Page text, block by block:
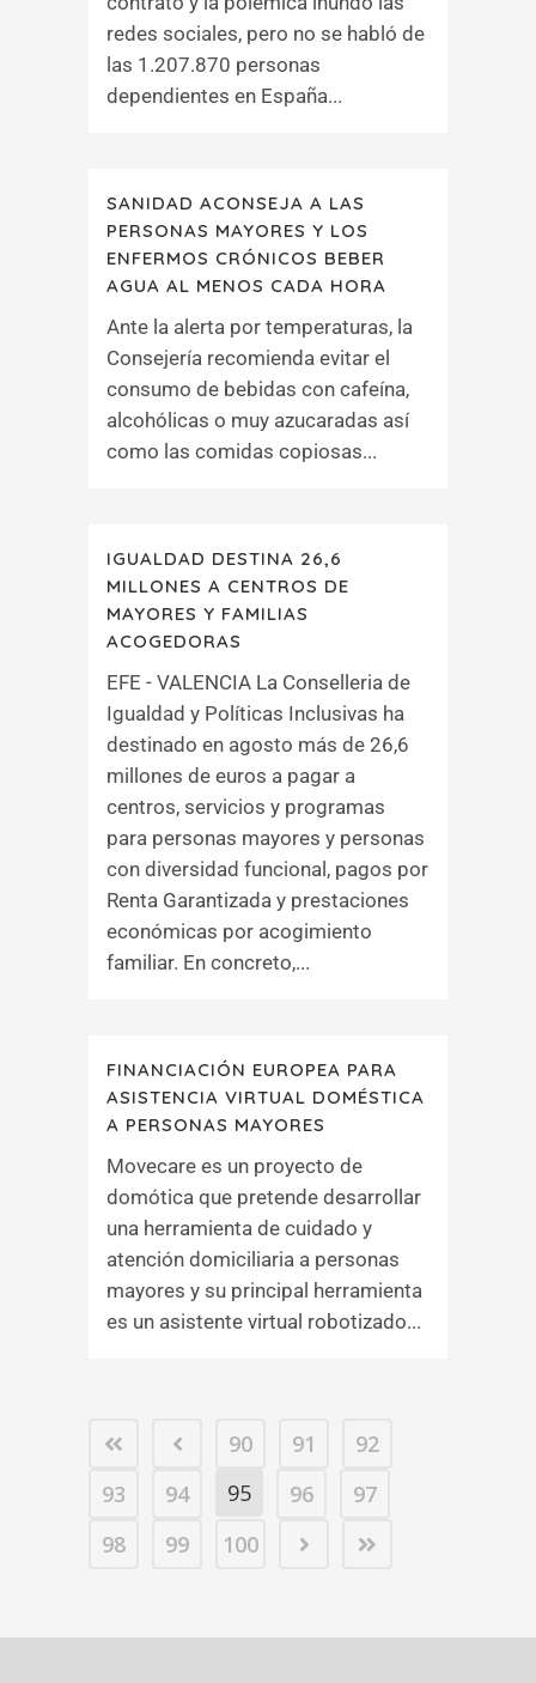
redes sociales, pero no se habló de
las 1.207.870 personas
dependientes en España...
SANIDAD ACONSEJA A LAS
PERSONAS MAYORES Y LOS
ENFERMOS CRÓNICOS BEBER
AGUA AL MENOS CADA HORA
Ante la alerta por temperaturas, la
Consejería recomienda evitar el
consumo de bebidas con cafeína,
alcohólicas o muy azucaradas así
como las comidas copiosas...
IGUALDAD DESTINA 26,6
MILLONES A CENTROS DE
MAYORES Y FAMILIAS
ACOGEDORAS
EFE - VALENCIA La Conselleria de
Igualdad y Políticas Inclusivas ha
destinado en agosto más de 26,6
millones de euros a pagar a
centros, servicios y programas
para personas mayores y personas
con diversidad funcional, pagos por
Renta Garantizada y prestaciones
económicas por acogimiento
familiar. En concreto,...
FINANCIACIÓN EUROPEA PARA
ASISTENCIA VIRTUAL DOMÉSTICA
A PERSONAS MAYORES
Movecare es un proyecto de
domótica que pretende desarrollar
una herramienta de cuidado y
atención domiciliaria a personas
mayores y su principal herramienta
es un asistente virtual robotizado...
90 91
92
93
94 95 96
97
98
99 100